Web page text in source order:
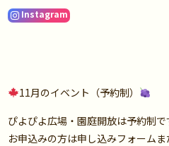
Instagram
11月のイベント（予約制）
ぴよぴよ広場・園庭開放は予約制で
お申込みの方は申し込みフォームま